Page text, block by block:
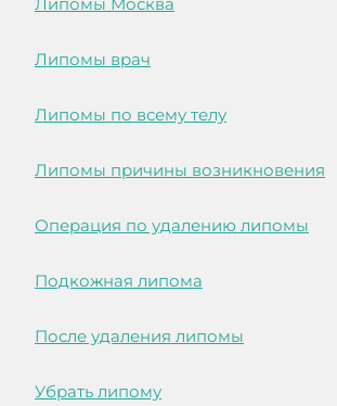
Липомы Москва
Липомы врач
Липомы по всему телу
Липомы причины возникновения
Операция по удалению липомы
Подкожная липома
После удаления липомы
Убрать липому